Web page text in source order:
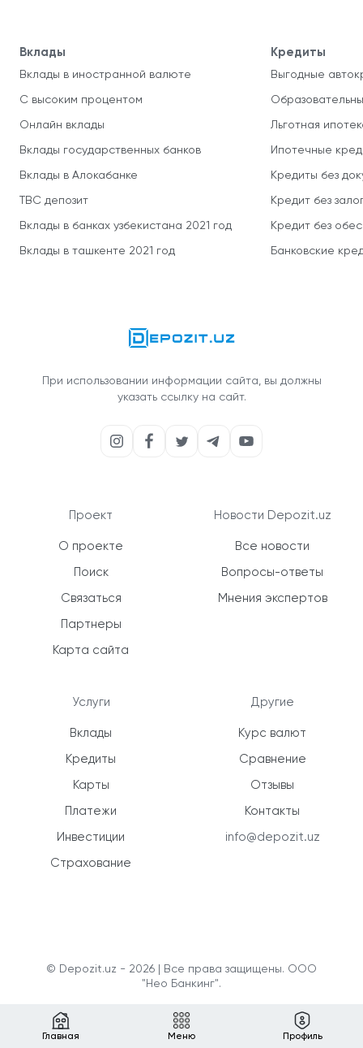
Главная Меню Профиль
Вклады
Вклады в иностранной валюте
С высоким процентом
Онлайн вклады
Вклады государственных банков
Вклады в Алокабанке
TBC депозит
Вклады в банках узбекистана 2021 год
Вклады в ташкенте 2021 год
Кредиты
Выгодные
Льготная
Ипотечные
Кредиты без
Кредит без
Кредит без
Банковские
При использовании информации сайта, вы должны
указать ссылку на сайт.
Проект
О проекте
Поиск
Связаться
Партнеры
Карта сайта
Услуги
Вклады
Кредиты
Карты
Платежи
Инвестиции
Страхование
Новости Depozit.uz
Все новости
Вопросы-ответы
Мнения экспертов
Другие
Курс валют
Сравнение
Отзывы
Контакты
info@depozit.uz
© Depozit.uz - 2026 | Все права защищены. ООО
"Нео Банкинг".